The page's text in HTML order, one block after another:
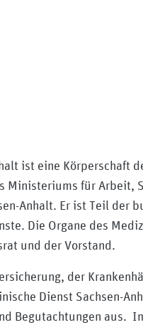
ist eine Körperschaft
Ministeriums für Arbeit,
Anhalt. Er ist Teil der
Die Organe des
und der Vorstand.
der
Dienst Sachsen-
Begutachtungen aus.